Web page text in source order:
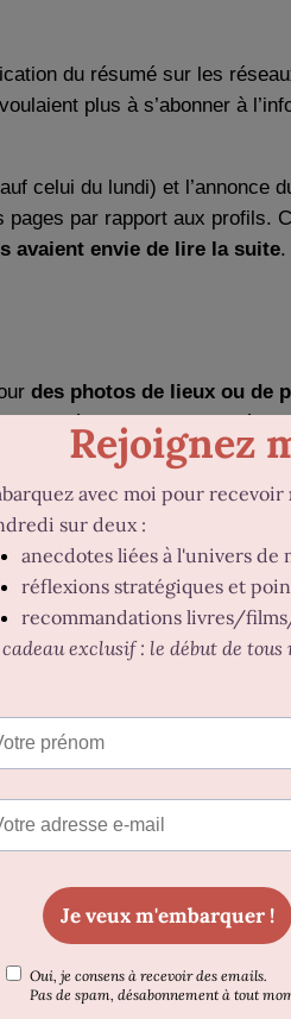
du résumé sur les
plus à s’abonner à
celui du lundi) et
par rapport aux profils.
avaient envie de lire la suite.
des photos de lieux ou de
, relayée ensuite sur les
2/1 » publié chaque jour sur
mercredi,le concours a été
humour et ai offert
j’ai eu de gros problèmes
dans la journée sur la page
dans l’après-midi). J’avais
tire assez honorablement
Romans historiques (dans
8 ventes les 2 premiers mois